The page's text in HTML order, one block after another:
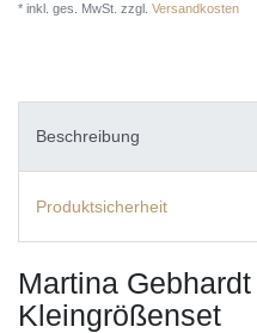
* inkl. ges. MwSt. zzgl. Versandkosten
Beschreibung
Produktsicherheit
Martina
Kleingrößenset